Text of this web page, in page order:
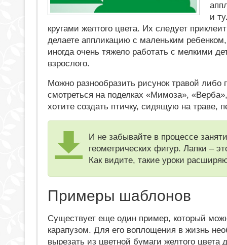
и
кругами желтого цвета. Их следует
делаете аппликацию с маленьким
иногда очень тяжело работать с мелкими
взрослого.
Можно разнообразить рисунок травой либо
смотреться на поделках «Мимоза»,
хотите создать птичку, сидящую на траве,
И не забывайте в процессе
геометрических фигур. Лапки –
Как видите, такие уроки
Примеры шаблонов
Существует еще один пример, который
карапузом. Для его воплощения в жизнь
вырезать из цветной бумаги желтого цвета